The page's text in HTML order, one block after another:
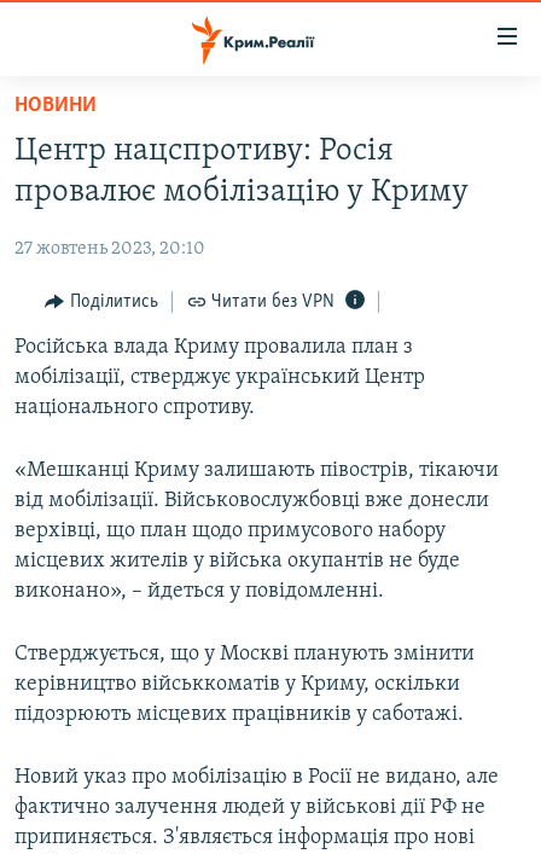
Перейти
основного
матеріалу
Перейти
до
навігації
Перейти
до
пошуку
ВОДА.КРИМ
ВІДЕО ТА ФОТО
ПОЛІТИКА
БЛОГИ
ПОГЛЯД
ІНТЕРВ'Ю
СПЕЦПРОЕКТИ
ДЕПОРТАЦІЯ
ВІДЕОУРОКИ «ELIFBE»
УКРАЇНСЬКА ПРОБЛЕМА КРИМУ
ІНФОГРАФІКА
ЯК ОБІЙТИ БЛОКУВАННЯ
Русский
ДОЛУЧАЙСЯ!
Усі сайти RFE/RL
НОВИНИ
Центр нацспротиву: Росія
провалює мобілізацію у Криму
27 жовтень 2023, 20:10
Поділитись Читати без VPN
Російська влада Криму провалила план з
мобілізації, стверджує український Центр
національного спротиву.
«Мешканці Криму залишають півострів, тікаючи
від мобілізації. Військовослужбовці вже донесли
верхівці, що план щодо примусового набору
місцевих жителів у війська окупантів не буде
виконано», – йдеться у повідомленні.
Стверджується, що у Москві планують змінити
керівництво військкоматів у Криму, оскільки
підозрюють місцевих працівників у саботажі.
Новий указ про мобілізацію в Росії не видано, але
фактично залучення людей у військові дії РФ не
припиняється. З'являється інформація про нові